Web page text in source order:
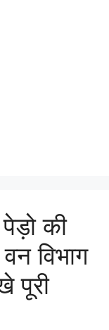
की
विभाग
पूरी